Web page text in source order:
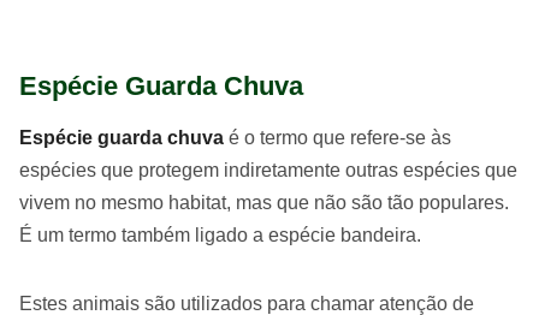
Espécie Guarda Chuva
Espécie guarda chuva é o termo que refere-se às
espécies que protegem indiretamente outras espécies que
vivem no mesmo habitat, mas que não são tão populares.
É um termo também ligado a espécie bandeira.
Estes animais são utilizados para chamar atenção de